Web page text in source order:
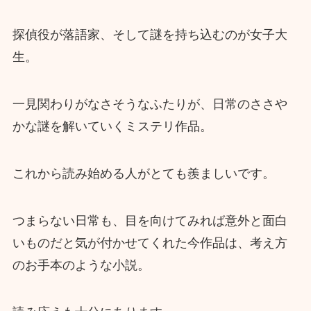
探偵役が落語家、そして謎を持ち込むのが女子大
生。
一見関わりがなさそうなふたりが、日常のささや
かな謎を解いていくミステリ作品。
これから読み始める人がとても羨ましいです。
つまらない日常も、目を向けてみれば意外と面白
いものだと気が付かせてくれた今作品は、考え方
のお手本のような小説。